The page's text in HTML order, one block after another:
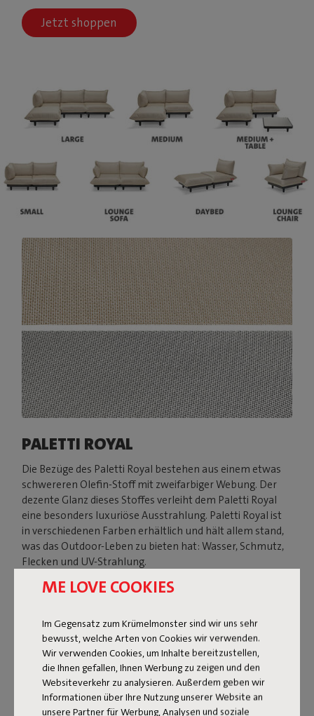
ME LOVE COOKIES
Im Gegensatz zum Krümelmonster sind wir uns sehr
bewusst, welche Arten von Cookies wir verwenden.
Wir verwenden Cookies, um Inhalte bereitzustellen,
die Ihnen gefallen, Ihnen Werbung zu zeigen und den
Websiteverkehr zu analysieren. Außerdem geben wir
Informationen über Ihre Nutzung unserer Website an
unsere Partner für Werbung, Analysen und soziale
Jetzt shoppen
PALETTI ROYAL
Die Bezüge des Paletti Royal bestehen aus einem etwas
schwereren Olefin-Stoff mit zweifarbiger Webung. Der
dezente Glanz dieses Stoffes verleiht dem Paletti Royal
eine besonders luxuriöse Ausstrahlung. Paletti Royal ist
in verschiedenen Farben erhältlich und hält allem stand,
was das Outdoor-Leben zu bieten hat: Wasser, Schmutz,
Flecken und UV-Strahlung.
Jetzt shoppen